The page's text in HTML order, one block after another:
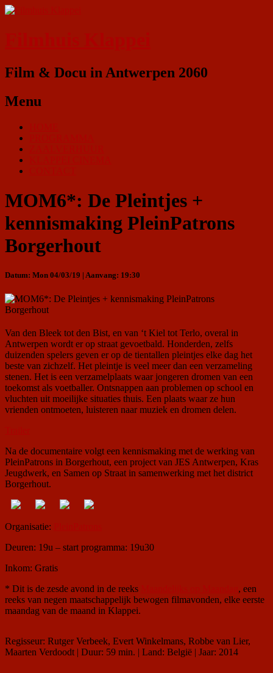
Film & Docu in Antwerpen 2060
Menu
MOM6*: De Pleintjes +
kennismaking PleinPatrons
Borgerhout
Datum: Mon 04/03/19 | Aanvang: 19:30
Van den Bleek tot den Bist, en van ‘t Kiel tot Terlo, overal in
Antwerpen wordt er op straat gevoetbald. Honderden, zelfs
duizenden spelers geven er op de tientallen pleintjes elke dag het
beste van zichzelf. Het pleintje is veel meer dan een verzameling
stenen. Het is een verzamelplaats waar jongeren dromen van een
toekomst als voetballer. Ontsnappen aan problemen op school en
vluchten uit moeilijke situaties thuis. Een plaats waar ze hun
vrienden ontmoeten, luisteren naar muziek en dromen delen.
Na de documentaire volgt een kennismaking met de werking van
PleinPatrons in Borgerhout, een project van JES Antwerpen, Kras
Jeugdwerk, en Samen op Straat in samenwerking met het district
Borgerhout.
Organisatie:
Deuren: 19u – start programma: 19u30
Inkom: Gratis
* Dit is de zesde avond in de reeks
, een
reeks van negen maatschappelijk bewogen filmavonden, elke eerste
maandag van de maand in Klappei.
Regisseur: Rutger Verbeek, Evert Winkelmans, Robbe van Lier,
Maarten Verdoodt | Duur: 59 min. | Land: België | Jaar: 2014